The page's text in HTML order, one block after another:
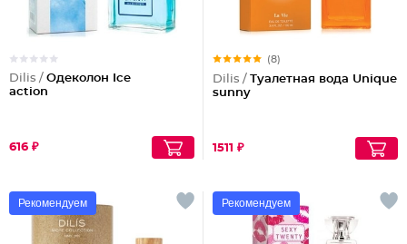
Dilis / Одеколон Ice
action
616 ₽
(8)
Dilis / Туалетная вода Unique
sunny
1511 ₽
Рекомендуем Рекомендуем